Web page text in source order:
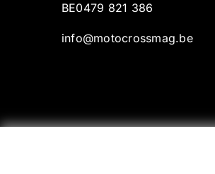
BE0479 821 386
info@motocrossmag.be